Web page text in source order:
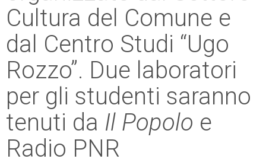
Cultura del Comune e
dal Centro Studi “Ugo
Rozzo”. Due laboratori
per gli studenti saranno
tenuti da Il Popolo e
Radio PNR